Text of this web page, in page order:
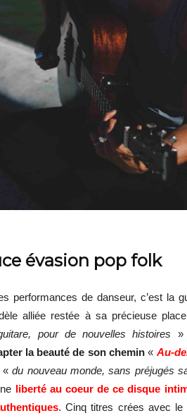
évasion pop folk
performances de danseur, c’est la
alliée restée à sa précieuse
pour de nouvelles histoires »
la beauté de son chemin « Au-
«du nouveau monde, sans préjugés
liberté au coeur de ce disque
. Cinq titres crées avec le